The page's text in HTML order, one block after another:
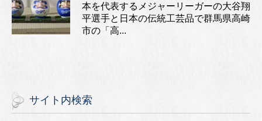
本を代表するメジャーリーガーの大谷翔
平選手と日本の伝統工芸品で群馬県高崎
市の「高...
サイト内検索